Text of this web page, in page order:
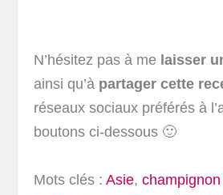
N’hésitez pas à me laisser
ainsi qu’à partager cette
réseaux sociaux préférés à
boutons ci-dessous 🙂
Mots clés : Asie,